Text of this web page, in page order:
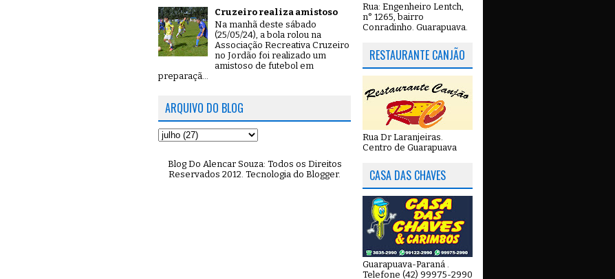
Cruzeiro realiza amistoso
Na manhã deste sábado
(25/05/24), a bola rolou na
Associação Recreativa Cruzeiro
no Jordão foi realizado um
amistoso de futebol em
preparaçã...
ARQUIVO DO BLOG
Blog Do Alencar Souza: Todos os Direitos
Reservados 2012. Tecnologia do Blogger.
Rua: Engenheiro Lentch,
n° 1265, bairro
Conradinho. Guarapuava.
RESTAURANTE CANJÃO
Rua Dr Laranjeiras.
Centro de Guarapuava
CASA DAS CHAVES
Guarapuava-Paraná .
Telefone (42) 99975-2990